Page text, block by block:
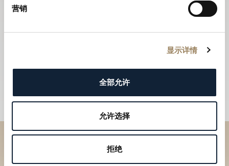
营销
显示详情
全部允许
允许选择
拒绝
於專賣店探索品牌系列作品